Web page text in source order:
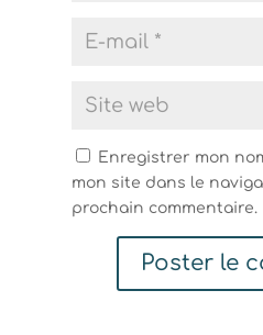
Enregistrer mon
mon site dans le
prochain commentaire.